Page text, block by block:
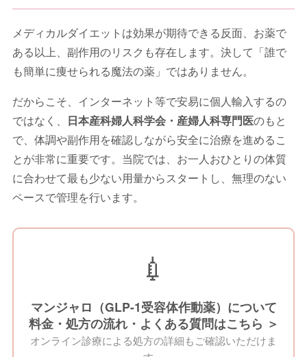
メディカルダイエットは効果が期待できる反面、お薬で
ある以上、副作用のリスクも存在します。決して「誰で
も簡単に痩せられる魔法の薬」ではありません。
だからこそ、インターネット等で安易に個人輸入するの
ではなく、 日本産科婦人科学会・産婦人科専門医のもと
で、体調や副作用を確認しながら安全に治療を進めるこ
とが非常に重要です。当院では、お一人おひとりの体質
に合わせて最も少ない用量からスタートし、無理のない
ペースで管理を行います。
💉
マンジャロ（GLP-1受容体作動薬）について
料金・処方の流れ・よくある質問はこちら ＞
オンライン診療による処方の詳細もご確認いただけま